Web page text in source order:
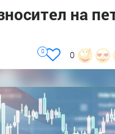
на
0
0